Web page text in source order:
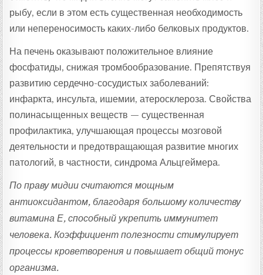
рыбу, если в этом есть существенная необходимость
или непереносимость каких-либо белковых продуктов.
На печень оказывают положительное влияние
фосфатиды, снижая тромбообразование. Препятствуя
развитию сердечно-сосудистых заболеваний:
инфаркта, инсульта, ишемии, атеросклероза. Свойства
полинасыщенных веществ — существенная
профилактика, улучшающая процессы мозговой
деятельности и предотвращающая развитие многих
патологий, в частности, синдрома Альцгеймера.
По праву мидии считаются мощным
антиоксидантом, благодаря большому количеству
витамина Е, способный укрепить иммунитет
человека. Коэффициент полезности стимулирует
процессы кроветворения и повышает общий тонус
организма.